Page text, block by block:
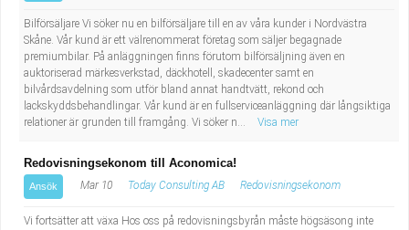
Bilförsäljare Vi söker nu en bilförsäljare till en av våra kunder i Nordvästra
Skåne. Vår kund är ett välrenommerat företag som säljer begagnade
premiumbilar. På anläggningen finns förutom bilförsäljning även en
auktoriserad märkesverkstad, däckhotell, skadecenter samt en
bilvårdsavdelning som utför bland annat handtvätt, rekond och
lackskyddsbehandlingar. Vår kund är en fullserviceanläggning där långsiktiga
relationer är grunden till framgång. Vi söker n...
Visa mer
Redovisningsekonom till Aconomica!
Ansök Mar 10 Today Consulting AB Redovisningsekonom
Vi fortsätter att växa Hos oss på redovisningsbyrån måste högsäsong inte